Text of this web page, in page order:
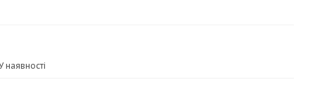
наявності